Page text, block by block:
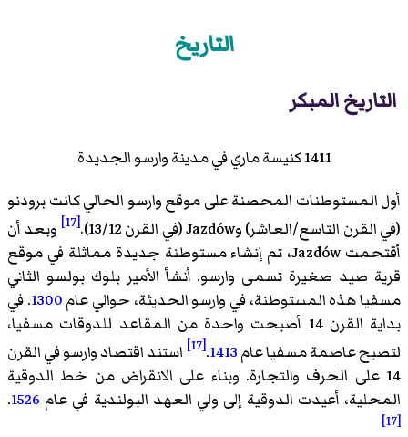
التاريخ
التاريخ المبكر
1411 كنيسة ماري في مدينة وارسو الجديدة
أول المستوطنات المحصنة على موقع وارسو الحالي كانت برودنو
(في القرن التاسع/العاشر) وJazdów (في القرن 13/12).
[17]
وبعد أن
أقتحمت Jazdów، تم إنشاء مستوطنة جديدة مماثلة في موقع
قرية صيد صغيرة تسمى وارسو. أنشأ الأمير بلوك بولسو الثاني
مسفيا هذه المستوطنة، في وارسو الحديثة، حوالي عام1300. في
بداية القرن 14 أصبحت واحدة من المقاعد للدوقات مسفيا،
لتصبح عاصمة مسفيا عام1413
.
[17]
استند اقتصاد وارسو في القرن
14 على الحرف والتجارة. وبناء على الانقراض من خط الدوقية
المحلية، أعيدت الدوقية إلى ولي العهد البولندية في عام 1526
.
[17]